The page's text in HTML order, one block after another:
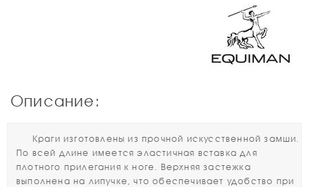
Описание:
Краги изготовлены из прочной искусственной замши.
По всей длине имеется эластичная вставка для
плотного прилегания к ноге. Верхняя застежка
выполнена на липучке, что обеспечивает удобство при